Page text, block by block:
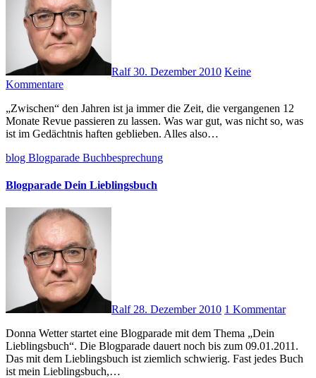
Ralf30. Dezember 2010 Keine
Kommentare
„Zwischen“ den Jahren ist ja immer die Zeit, die vergangenen 12
Monate Revue passieren zu lassen. Was war gut, was nicht so, was
ist im Gedächtnis haften geblieben. Alles also…
blog Blogparade Buchbesprechung
Blogparade Dein Lieblingsbuch
Ralf 28. Dezember 2010 1 Kommentar
Donna Wetter startet eine Blogparade mit dem Thema „Dein
Lieblingsbuch“. Die Blogparade dauert noch bis zum 09.01.2011.
Das mit dem Lieblingsbuch ist ziemlich schwierig. Fast jedes Buch
ist mein Lieblingsbuch,…